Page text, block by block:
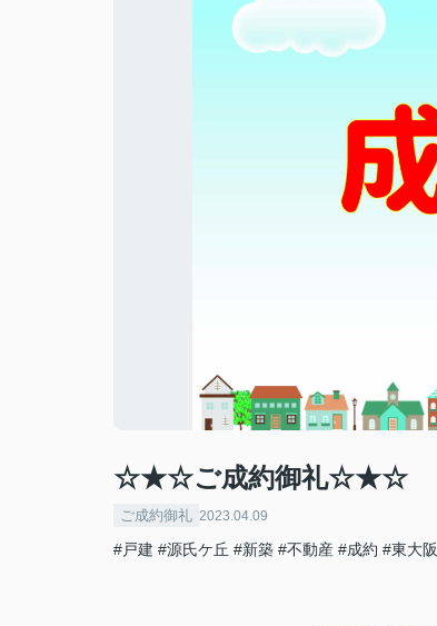
☆★☆ご成約御礼☆★☆
ご成約御礼 2023.04.09
#戸建 #源氏ケ丘 #新築 #不動産 #成約 #東大阪